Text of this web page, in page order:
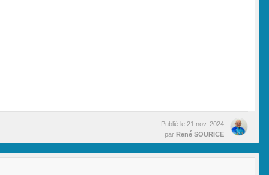
Publié le 21 nov. 2024
par René SOURICE